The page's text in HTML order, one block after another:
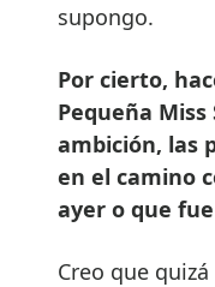
supongo.
Por cierto,
Pequeña Miss
ambición, las
en el camino
ayer o que
Creo que